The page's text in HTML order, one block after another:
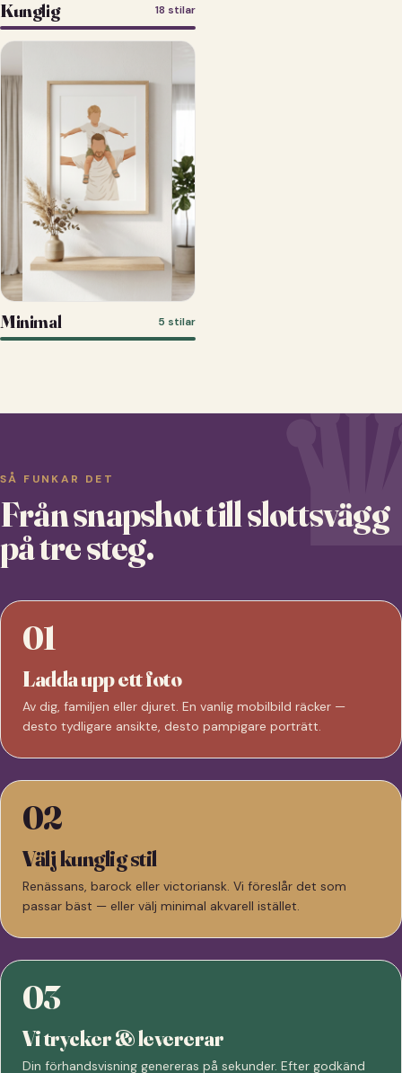
Kunglig 18 stilar
Minimal 5 stilar
SÅ FUNKAR DET
Från snapshot till slottsvägg
på tre steg.
01
Ladda upp ett foto
Av dig, familjen eller djuret. En vanlig mobilbild räcker —
desto tydligare ansikte, desto pampigare porträtt.
02
Välj kunglig stil
Renässans, barock eller victoriansk. Vi föreslår det som
passar bäst — eller välj minimal akvarell istället.
03
Vi trycker & levererar
Din förhandsvisning genereras på sekunder. Efter godkänd